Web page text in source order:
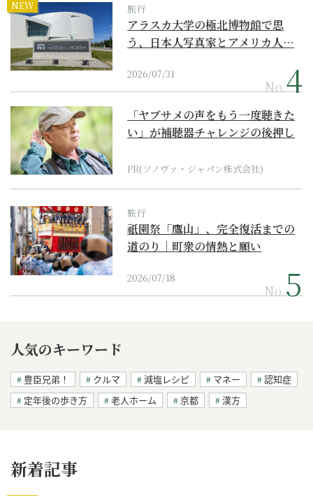
NEW 旅行
アラスカ大学の極北博物館で思
う、日本人写真家とアメリカ人…
2026/07/31
No.
「ヤブサメの声をもう一度聴きた
い」が補聴器チャレンジの後押し
PR(ソノヴァ・ジャパン株式会社)
旅行
祇園祭「鷹山」、完全復活までの
道のり｜町衆の情熱と願い
2026/07/18
No.
人気のキーワード
豊臣兄弟！ クルマ 減塩レシピ マネー
認知症
定年後の歩き方
老人ホーム 京都 漢方
新着記事